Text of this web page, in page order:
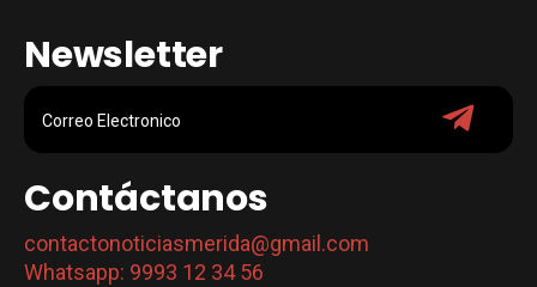
Newsletter
Contáctanos
contactonoticiasmerida@gmail.com
Whatsapp: 9993 12 34 56